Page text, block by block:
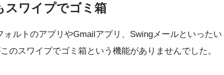
スワイプでゴミ箱
ルトのアプリやGmailアプリ、Swingメールといったい
のスワイプでゴミ箱という機能がありませんでした。